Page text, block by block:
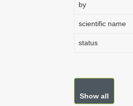
by
scientific name
status
Show all